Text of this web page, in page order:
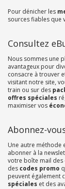
Pour dénicher les
sources fiables que
Consultez
Nous sommes une
avantageux pour
consacre à trouver
visitant notre site,
train ou sur des
offres spéciales
maximiser vos
Abonnez-
Une autre méthode
abonner à la
votre boîte mail des
des codes promo
peuvent également
spéciales et des